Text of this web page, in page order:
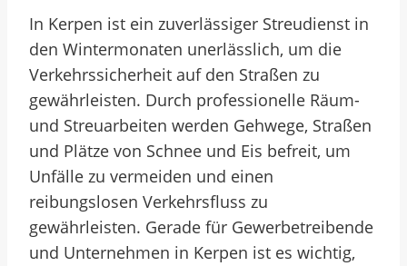
In Kerpen ist ein zuverlässiger Streudienst in
den Wintermonaten unerlässlich, um die
Verkehrssicherheit auf den Straßen zu
gewährleisten. Durch professionelle Räum-
und Streuarbeiten werden Gehwege, Straßen
und Plätze von Schnee und Eis befreit, um
Unfälle zu vermeiden und einen
reibungslosen Verkehrsfluss zu
gewährleisten. Gerade für Gewerbetreibende
und Unternehmen in Kerpen ist es wichtig,